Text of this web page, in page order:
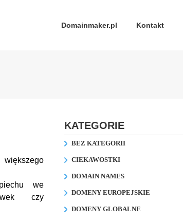
Domainmaker.pl Kontakt
większego
we
czy
KATEGORIE
BEZ KATEGORII
CIEKAWOSTKI
DOMAIN NAMES
DOMENY EUROPEJSKIE
DOMENY GLOBALNE